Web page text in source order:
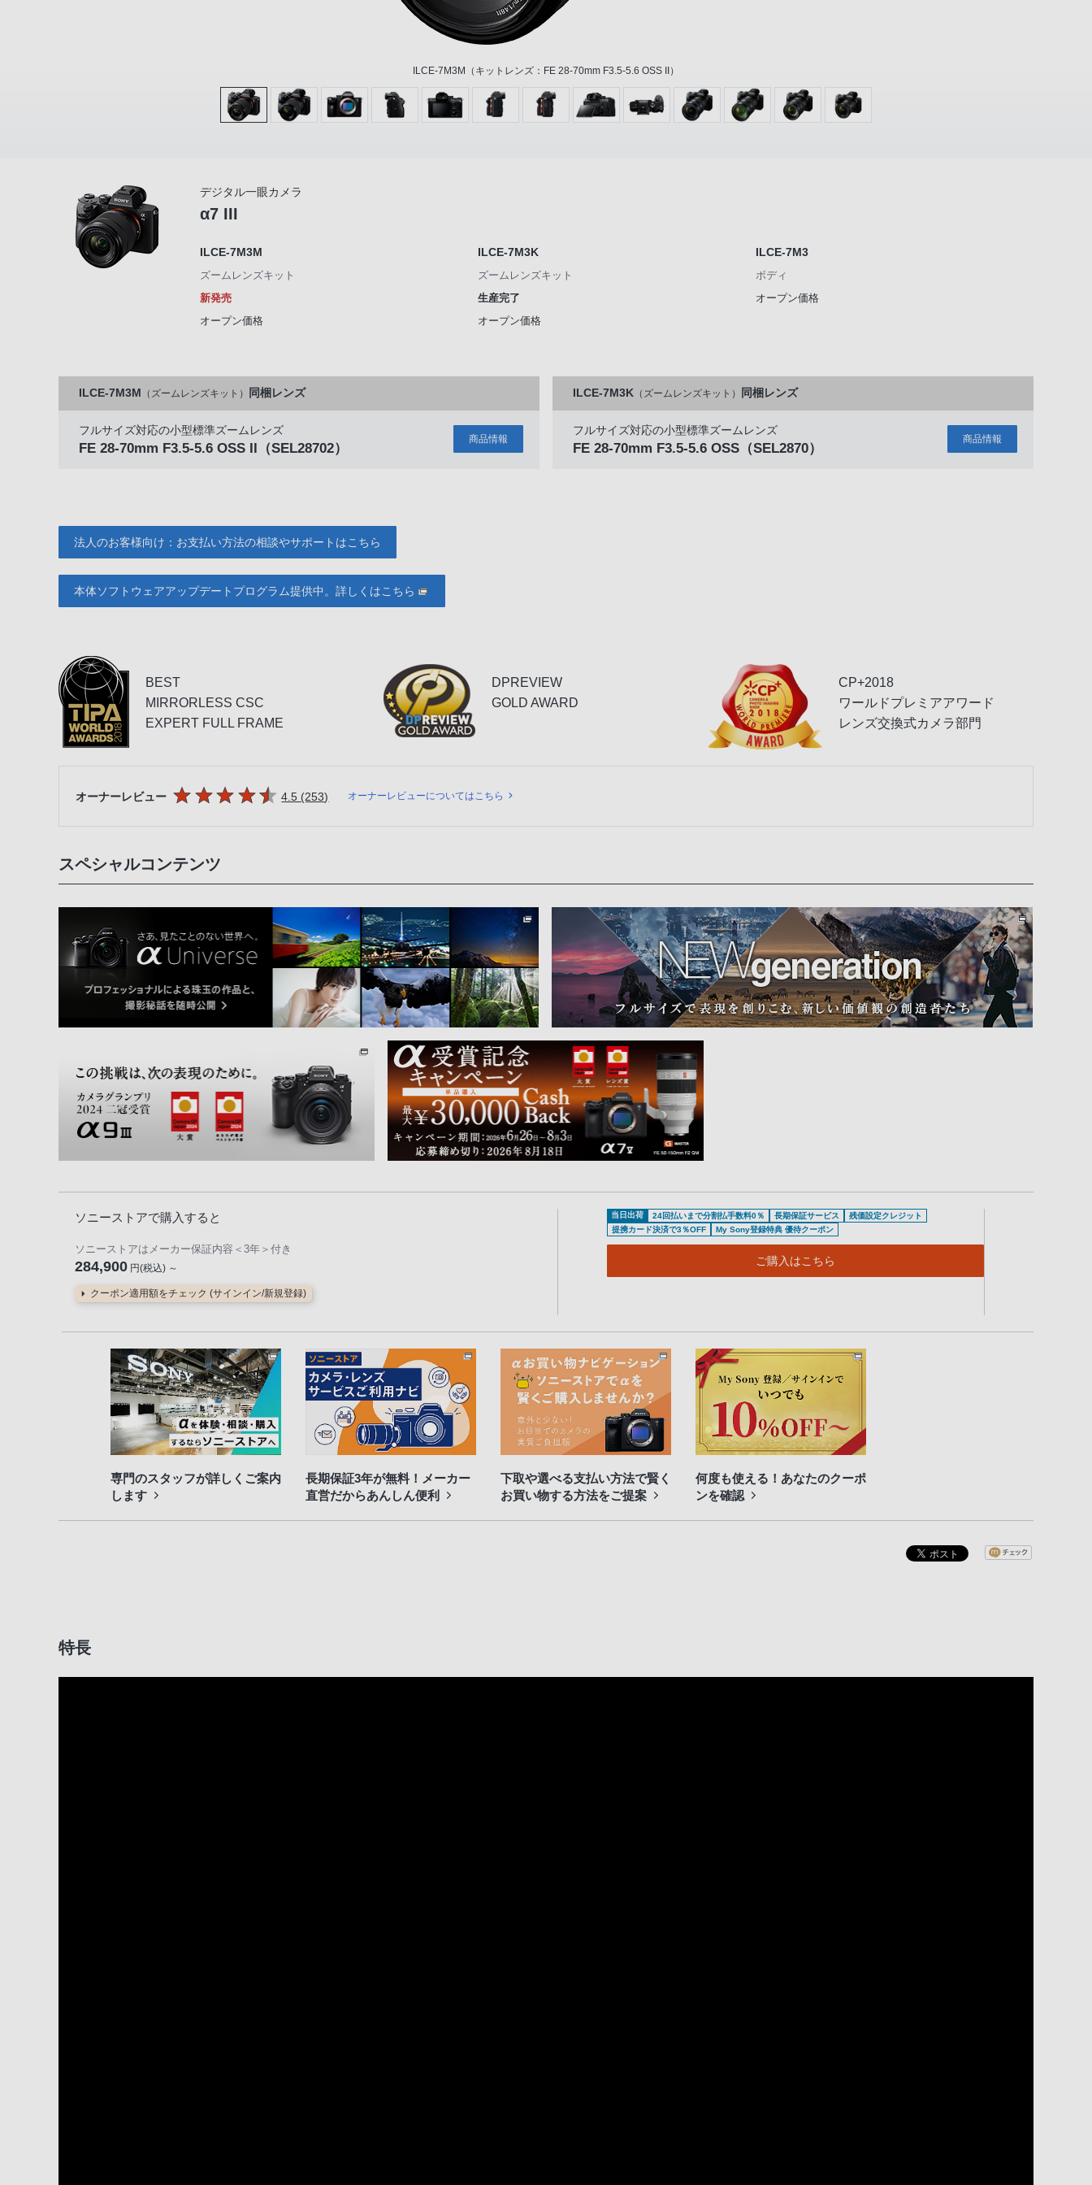
ILCE-7M3M（キットレンズ：FE 28-70mm F3.5-5.6 OSS II）
デジタル一眼カメラ
α7 III
ILCE-7M3M
ズームレンズキット
新発売
オープン価格
ILCE-7M3K
ズームレンズキット
生産完了
オープン価格
ILCE-7M3
ボディ
オープン価格
ILCE-7M3M （ズームレンズキット） 同梱レンズ
フルサイズ対応の小型標準ズームレンズ
FE 28-70mm F3.5-5.6 OSS II （SEL28702）
商品情報
ILCE-7M3K （ズームレンズキット） 同梱レンズ
フルサイズ対応の小型標準ズームレンズ
FE 28-70mm F3.5-5.6 OSS （SEL2870）
商品情報
法人のお客様向け：お支払い方法の相談やサポートはこちら
本体ソフトウェアアップデートプログラム提供中。詳しくはこちら
BEST
MIRRORLESS CSC
EXPERT FULL FRAME
DPREVIEW
GOLD AWARD
CP+2018
ワールドプレミアアワード
レンズ交換式カメラ部門
オーナーレビュー 5つの星のうち
4.5 (253件のレビュー
) オーナーレビューについてはこちら
スペシャルコンテンツ
ソニーストアで購入すると
ソニーストアはメーカー保証内容 ＜3年＞ 付き
284,900 円(税込) ～
クーポン適用額をチェック (サインイン/新規登録)
当日出荷 24回払いまで分割払手数料0％ 長期保証サービス
残価設定クレジット
提携カード決済で3％OFF
My Sony登録特典 優待クーポン
ご購入はこちら
専門のスタッフが詳しくご案内
します
長期保証3年が無料！メーカー
直営だからあんしん便利
下取や選べる支払い方法で賢く
お買い物する方法をご提案
何度も使える！あなたのクーポ
ンを確認
特長